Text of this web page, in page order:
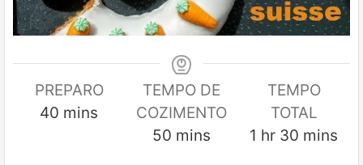
PREPARO
40 minutes
mins
TEMPO DE
COZIMENTO
50 minutes
mins
TEMPO
TOTAL
1 hour
hr 30 minutes
mins